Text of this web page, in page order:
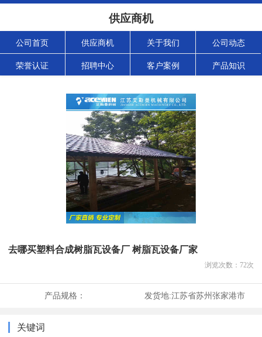
供应商机
公司首页 供应商机 关于我们 公司动态
荣誉认证 招聘中心 客户案例 产品知识
去哪买塑料合成树脂瓦设备厂 树脂瓦设备厂家
浏览次数： 72次
产品规格： 发货地:江苏省苏州张家港市
关键词